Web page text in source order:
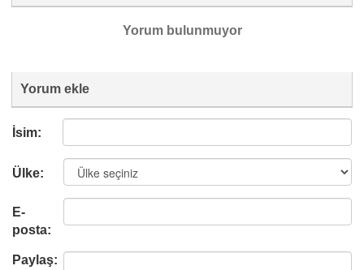
Yorum bulunmuyor
Yorum ekle
İsim:
Ülke:
E-
posta:
Paylaş: